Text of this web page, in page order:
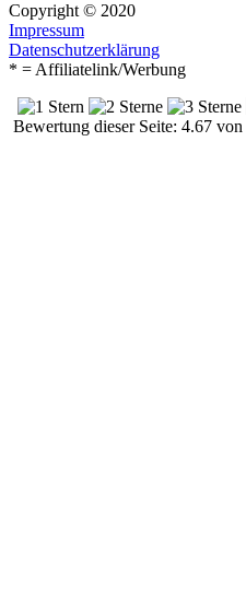
Copyright © 2020
Impressum
Datenschutzerklärung
* = Affiliatelink/Werbung
Bewertung dieser Seite: 4.67